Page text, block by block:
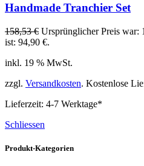
Handmade Tranchier Set
158,53€ Ursprünglicher Preis war:
ist: 94,90 €.
inkl. 19 % MwSt.
zzgl. Versandkosten. Kostenlose
Lieferzeit: 4-7 Werktage*
Schliessen
Produkt-Kategorien